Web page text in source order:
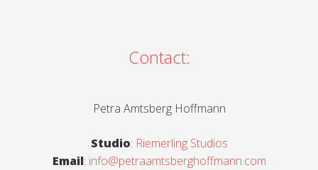
Contact:
Petra Amtsberg Hoffmann
Studio: Riemerling Studios
Email: info@petraamtsberghoffmann.com